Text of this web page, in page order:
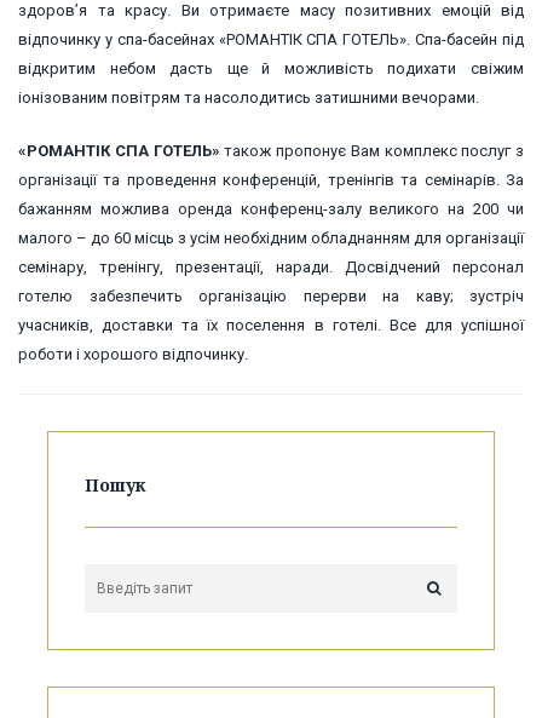
здоров’я та красу. Ви отримаєте масу позитивних емоцій від
відпочинку у спа-басейнах «РОМАНТІК СПА ГОТЕЛЬ». Спа-басейн під
відкритим небом дасть ще й можливість подихати свіжим
іонізованим повітрям та насолодитись затишними вечорами.
«РОМАНТІК СПА ГОТЕЛЬ» також пропонує Вам комплекс послуг з
організації та проведення конференцій, тренінгів та семінарів. За
бажанням можлива оренда конференц-залу великого на 200 чи
малого – до 60 місць з усім необхідним обладнанням для організації
семінару, тренінгу, презентації, наради. Досвідчений персонал
готелю забезпечить організацію перерви на каву; зустріч
учасників, доставки та їх поселення в готелі. Все для успішної
роботи і хорошого відпочинку.
Пошук